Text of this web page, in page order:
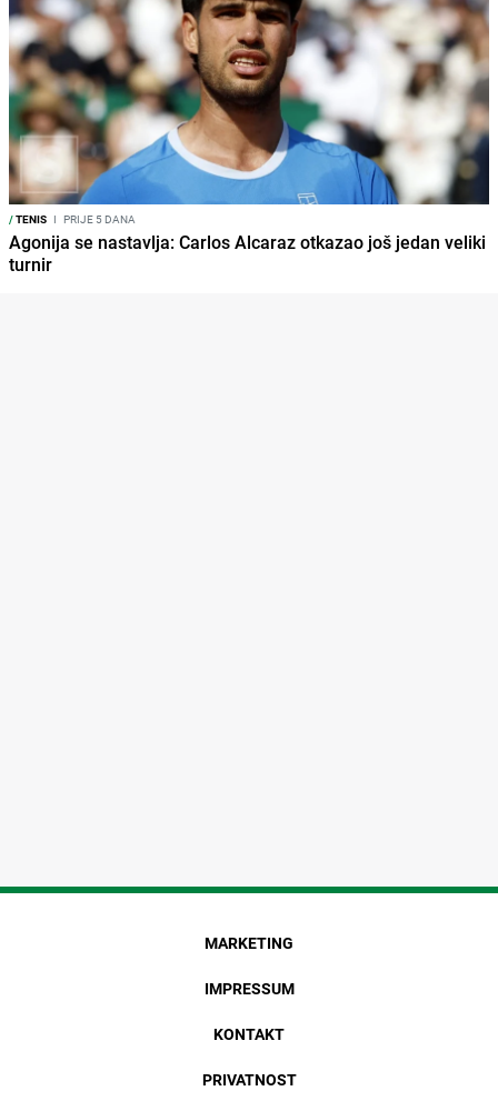
/TENIS I PRIJE 5 DANA
Agonija se nastavlja: Carlos Alcaraz otkazao još jedan veliki
turnir
MARKETING
IMPRESSUM
KONTAKT
PRIVATNOST